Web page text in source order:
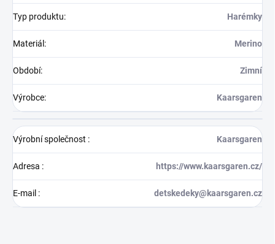
Typ produktu: Harémky
Materiál: Merino
Období: Zimní
Výrobce: Kaarsgaren
Výrobní společnost : Kaarsgaren
Adresa : https://www.kaarsgaren.cz/
E-mail : detskedeky@kaarsgaren.cz